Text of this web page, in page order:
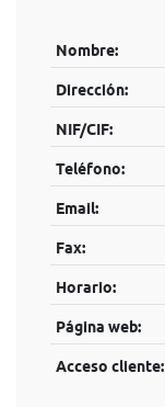
Nombre:
Dirección:
NIF/CIF:
Teléfono:
Email:
Fax:
Horario:
Página web:
Acceso cliente: